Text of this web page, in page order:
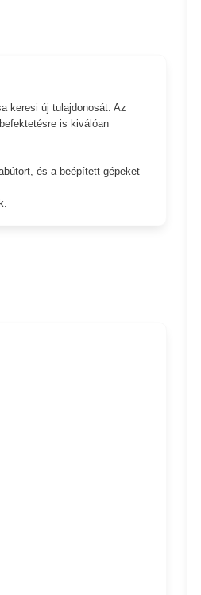
keresi új tulajdonosát. Az
is kiválóan
és a beépített gépeket